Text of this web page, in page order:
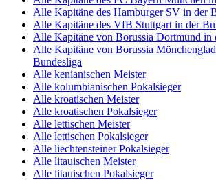
Alle Kapitäne des Hamburger SV in der
Alle Kapitäne des VfB Stuttgart in der
Alle Kapitäne von Borussia Dortmund in
Alle Kapitäne von Borussia
Bundesliga
Alle kenianischen Meister
Alle kolumbianischen Pokalsieger
Alle kroatischen Meister
Alle kroatischen Pokalsieger
Alle lettischen Meister
Alle lettischen Pokalsieger
Alle liechtensteiner Pokalsieger
Alle litauischen Meister
Alle litauischen Pokalsieger